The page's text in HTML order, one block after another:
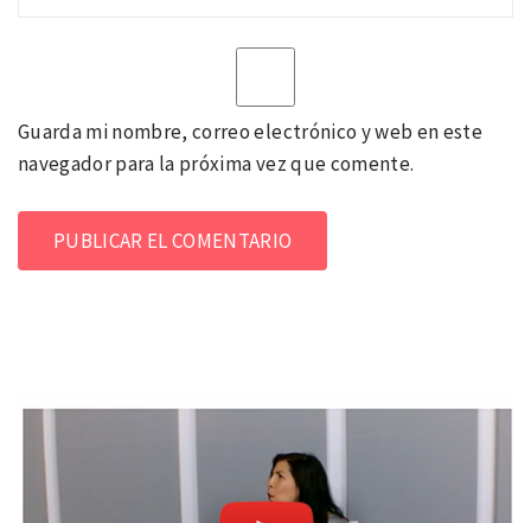
Guarda mi nombre, correo electrónico y web en este
navegador para la próxima vez que comente.